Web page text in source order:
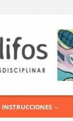
INSTRUCCIONES